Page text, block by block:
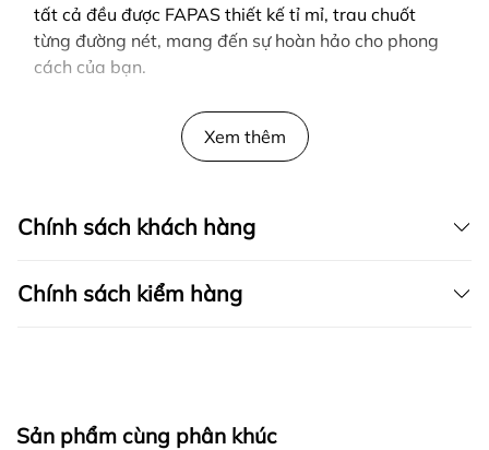
tất cả đều được FAPAS thiết kế tỉ mỉ, trau chuốt
từng đường nét, mang đến sự hoàn hảo cho phong
cách của bạn.
SẢN PHẨM ĐƯỢC THIẾT KẾ BỞI FAPAS
Xem thêm
Chính sách khách hàng
Chính sách kiểm hàng
Sản phẩm cùng phân khúc